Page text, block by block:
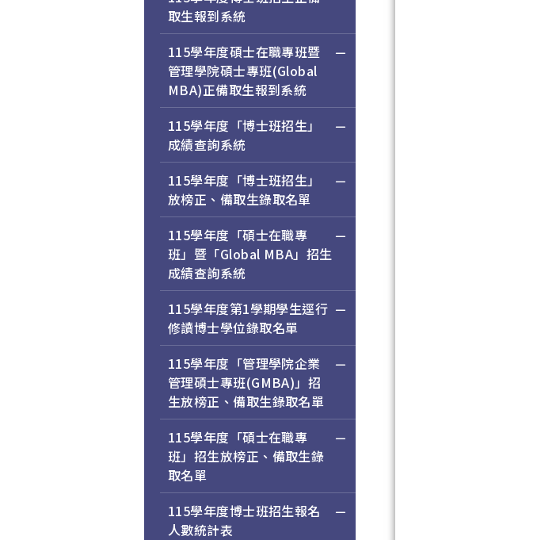
取生報到系統
115學年度碩士在職專班暨
管理學院碩士專班(Global
MBA)正備取生報到系統
115學年度「博士班招生」
成績查詢系統
115學年度「博士班招生」
放榜正、備取生錄取名單
115學年度「碩士在職專
班」暨「Global MBA」招生
成績查詢系統
115學年度第1學期學生逕行
修讀博士學位錄取名單
115學年度「管理學院企業
管理碩士專班(GMBA)」招
生放榜正、備取生錄取名單
115學年度「碩士在職專
班」招生放榜正、備取生錄
取名單
115學年度博士班招生報名
人數統計表